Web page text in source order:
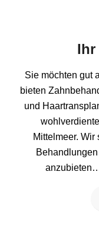
Ihr
Sie möchten gut
bieten
und
Mittelmeer.